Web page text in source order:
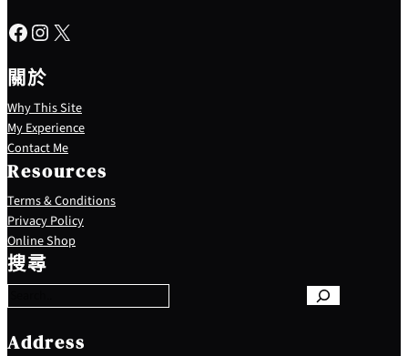
Facebook Instagram X
關於
Why This Site
My Experience
Contact Me
Resources
Terms & Conditions
Privacy Policy
Online Shop
搜尋
S
e
a
c
h
Address